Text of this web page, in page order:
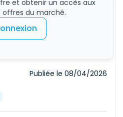
et obtenir un accès aux
offres du marché.
PHP Symfony /
Publiée le 08/04/2026